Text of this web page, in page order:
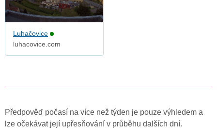
Luhačovice
luhacovice.com
Předpověď počasí na více než týden je pouze výhledem a
lze očekávat její upřesňování v průběhu dalších dní.